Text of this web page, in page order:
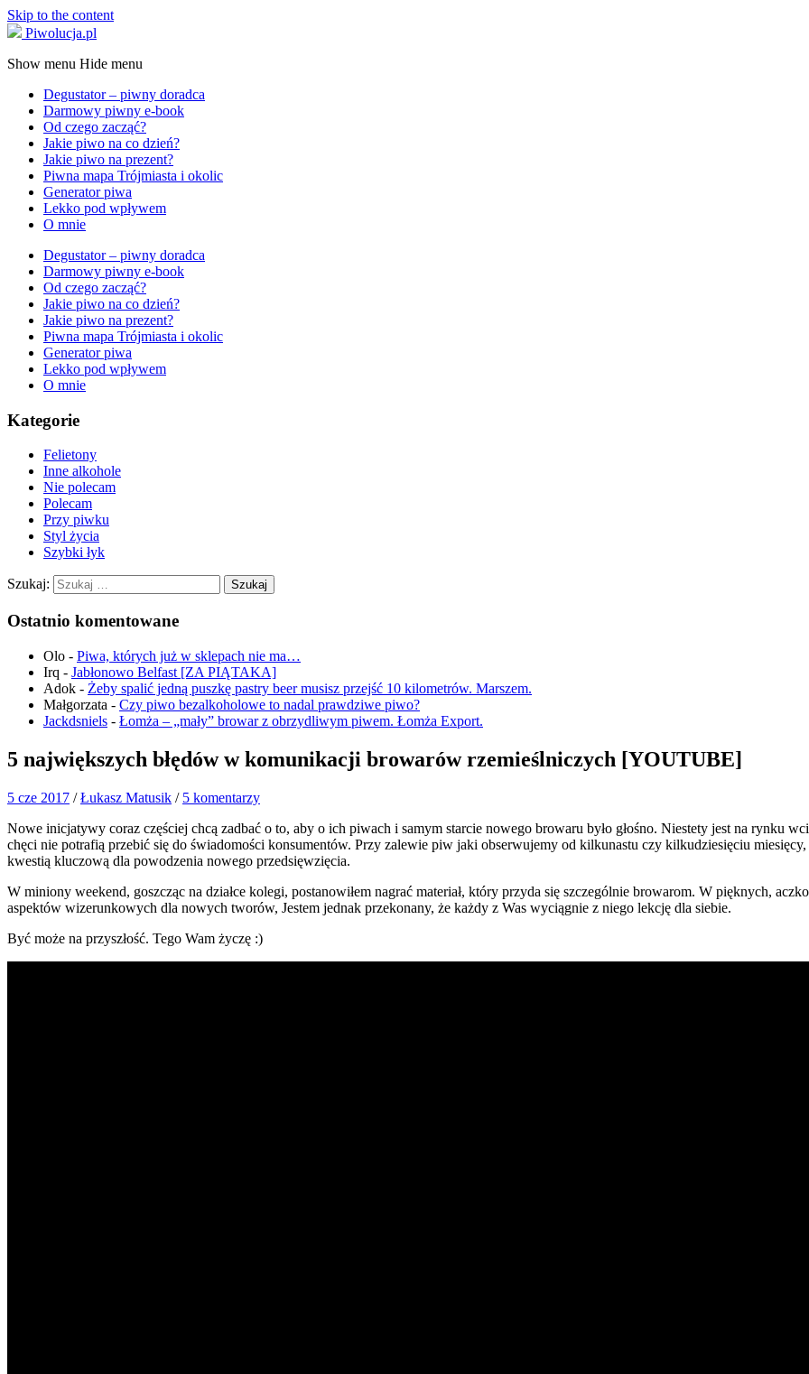
Skip to the content
Piwolucja.pl
Show menu Hide menu
Degustator – piwny doradca
Darmowy piwny e-book
Od czego zacząć?
Jakie piwo na co dzień?
Jakie piwo na prezent?
Piwna mapa Trójmiasta i okolic
Generator piwa
Lekko pod wpływem
O mnie
Degustator – piwny doradca
Darmowy piwny e-book
Od czego zacząć?
Jakie piwo na co dzień?
Jakie piwo na prezent?
Piwna mapa Trójmiasta i okolic
Generator piwa
Lekko pod wpływem
O mnie
Kategorie
Felietony
Inne alkohole
Nie polecam
Polecam
Przy piwku
Styl życia
Szybki łyk
Szukaj:
Ostatnio komentowane
Olo - Piwa, których już w sklepach nie ma…
Irq - Jabłonowo Belfast [ZA PIĄTAKA]
Adok - Żeby spalić jedną puszkę pastry beer musisz przejść 10 kilometrów. Marszem.
Małgorzata - Czy piwo bezalkoholowe to nadal prawdziwe piwo?
Jackdsniels - Łomża – „mały” browar z obrzydliwym piwem. Łomża Export.
5 największych błędów w komunikacji browarów rzemieślniczych [YOUTUBE]
5 cze 2017 /Łukasz Matusik / 5 komentarzy
Nowe inicjatywy coraz częściej chcą zadbać o to, aby o ich piwach i samym starcie nowego browaru było głośno. Niestety jest na rynku
chęci nie potrafią przebić się do świadomości konsumentów. Przy zalewie piw jaki obserwujemy od kilkunastu czy kilkudziesięciu
kwestią kluczową dla powodzenia nowego przedsięwzięcia.
W miniony weekend, goszcząc na działce kolegi, postanowiłem nagrać materiał, który przyda się szczególnie browarom. W pięknych,
aspektów wizerunkowych dla nowych tworów, Jestem jednak przekonany, że każdy z Was wyciągnie z niego lekcję dla siebie.
Być może na przyszłość. Tego Wam życzę :)